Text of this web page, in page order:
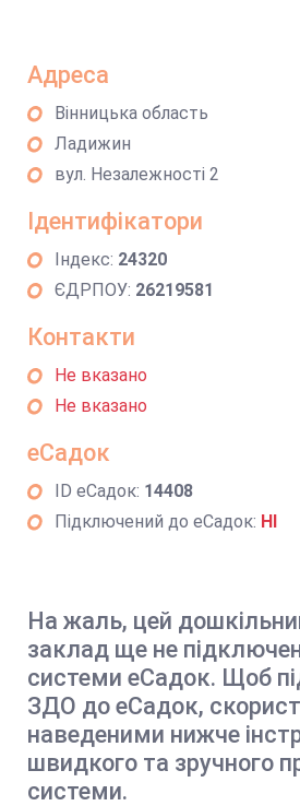
Адреса
Вінницька область
Ладижин
вул. Незалежності 2
Ідентифікатори
Індекс: 24320
ЄДРПОУ: 26219581
Контакти
Не вказано
Не вказано
еСадок
ID еСадок: 14408
Підключений до еСадок: НІ
На жаль, цей
заклад ще не
системи еСадок. Щоб
ЗДО до еСадок,
наведеними нижче
швидкого та зручного
системи.